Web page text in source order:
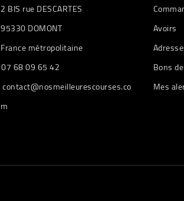
2 BIS rue DESCARTES
95330 DOMONT
France métropolitaine
07 68 09 65 42
contact@nosmeilleurescourses.co
m
Avoirs
Bons
Mes